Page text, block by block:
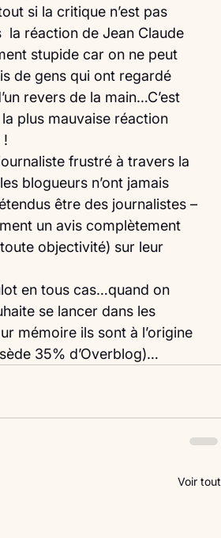
si la critique n’est pas
la réaction de Jean Claude
stupide car on ne peut
de gens qui ont regardé
revers de la main…C’est
plus mauvaise réaction
!
frustré à travers la
blogueurs n’ont jamais
être des journalistes –
un avis complètement
objectivité) sur leur
en tous cas…quand on
se lancer dans les
mémoire ils sont à l’origine
35% d’Overblog)…
Voir tout